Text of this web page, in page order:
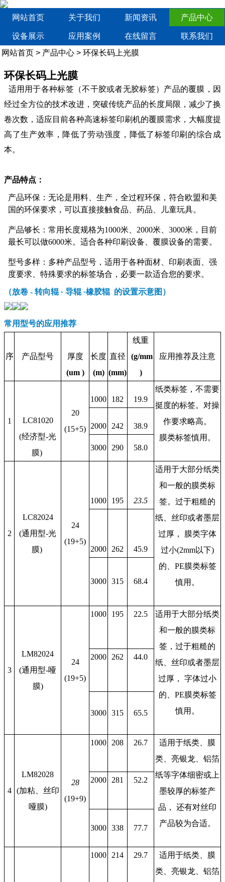
网站首页 关于我们 新闻资讯 产品中心
设备展示 应用案例 在线留言
联系我们
网站首页 > 产品中心 > 环保长码上光膜
环保长码上光膜
适用用于各种标签（不干胶或者无胶标签）产品的覆膜，因
经过全方位的技术改进，突破传统产品的长度局限，减少了换
卷次数，适应目前各种高速标签印刷机的覆膜需求，大幅度提
高了生产效率，降低了劳动强度，降低了标签印刷的综合成
本。
产品特点：
产品环保：无论是用料、生产，全过程环保，符合欧盟和美
国的环保要求，可以直接接触食品、药品、儿童玩具。
产品够长：常用长度规格为1000米、2000米、3000米，目前
最长可以做6000米。适合各种印刷设备、覆膜设备的需要。
型号多样：多种产品型号，适用于各种面材、印刷表面、强
度要求、特殊要求的标签场合，必要一款适合您的要求。
（放卷 - 转向辊 - 导辊 -橡胶辊 的设置示意图）
常用型号的应用推荐
序 产品型号
厚度
(um )
长度
(m)
直径
(mm)
线重
(g/mm
)
应用推荐及注意
1
LC81020
(经济型-光
膜)
20
(15+5)
1000 182 19.9
纸类标签，不需要
挺度的标签。对操
作要求略高。
膜类标签慎用。
2000 242 38.9
3000 290 58.0
2
LC82024
(通用型-光
膜)
24
(19+5)
1000 195 23.5
适用于大部分纸类
和一般的膜类标
签。过于粗糙的
纸、丝印或者墨层
过厚， 膜类字体
过小(2mm以下)
的、PE膜类标签
慎用。
2000 262 45.9
3000 315 68.4
3
LM82024
(通用型-哑
膜)
24
(19+5)
1000 195 22.5
适用于大部分纸类
和一般的膜类标
签，过于粗糙的
纸、丝印或者墨层
过厚， 字体过小
的、PE膜类标签
慎用。
2000 262 44.0
3000 315 65.5
4
LM82028
(加粘、丝印
哑膜)
28
(19+9)
1000 208 26.7
适用于纸类、膜
类、亮银龙、铝箔
纸等字体细密或上
墨较厚的标签产
品， 还有对丝印
产品较为合适。
2000 281 52.2
3000 338 77.7
1000 214 29.7
适用于纸类、膜
类、亮银龙、铝箔